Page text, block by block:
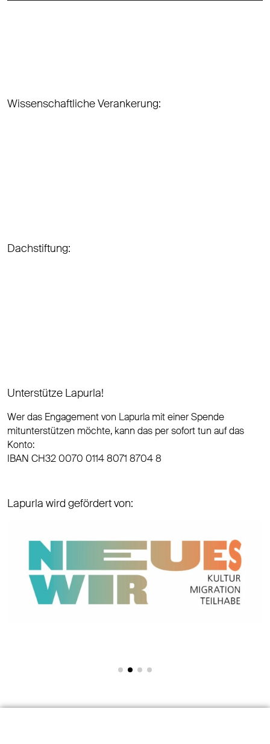
Wissenschaftliche Verankerung:
Dachstiftung:
Unterstütze Lapurla!
Wer das Engagement von Lapurla mit einer Spende
mitunterstützen möchte, kann das per sofort tun auf das
Konto:
IBAN CH32 0070 0114 8071 8704 8
Lapurla wird gefördert von: